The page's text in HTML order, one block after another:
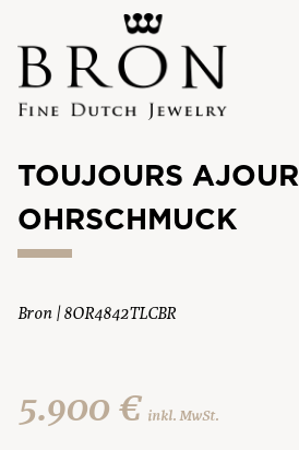
TOUJOURS AJOUR
OHRSCHMUCK
Bron | 8OR4842TLCBR
5.900 € inkl. MwSt.